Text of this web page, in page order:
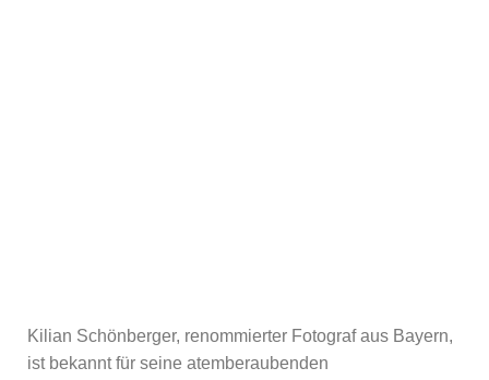
Kilian Schönberger, renommierter Fotograf aus Bayern,
ist bekannt für seine atemberaubenden